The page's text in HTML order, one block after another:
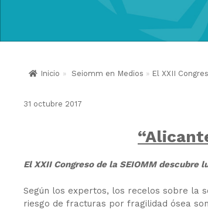
Inicio » Seiomm en Medios » El XXII
31 octubre 2017
El XXII Congreso de la SEIOMM descubre
Según los expertos, los recelos sobre la
riesgo de fracturas por fragilidad ósea